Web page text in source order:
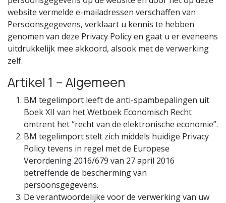
website vermelde e-mailadressen verschaffen van
Persoonsgegevens, verklaart u kennis te hebben
genomen van deze Privacy Policy en gaat u er eveneens
uitdrukkelijk mee akkoord, alsook met de verwerking
zelf.
Artikel 1 – Algemeen
BM tegelimport leeft de anti-spambepalingen uit
Boek XII van het Wetboek Economisch Recht
omtrent het “recht van de elektronische economie”.
BM tegelimport stelt zich middels huidige Privacy
Policy tevens in regel met de Europese
Verordening 2016/679 van 27 april 2016
betreffende de bescherming van
persoonsgegevens.
De verantwoordelijke voor de verwerking van uw